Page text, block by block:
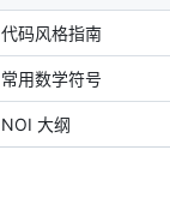
代码风格指南
常用数学符号
NOI 大纲